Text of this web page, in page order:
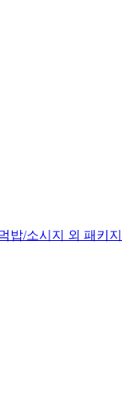
밥/소시지 외 패키지